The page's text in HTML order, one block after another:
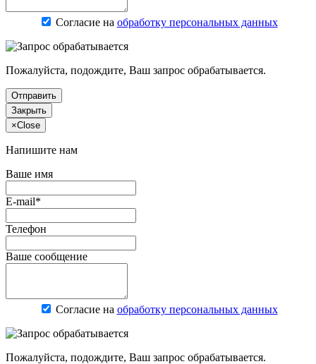
Согласие на обработку персональных данных
Пожалуйста, подождите, Ваш запрос обрабатывается.
Отправить
Закрыть
×Close
Напишите нам
Ваше имя
E-mail*
Телефон
Ваше сообщение
Согласие на обработку персональных данных
Пожалуйста, подождите, Ваш запрос обрабатывается.